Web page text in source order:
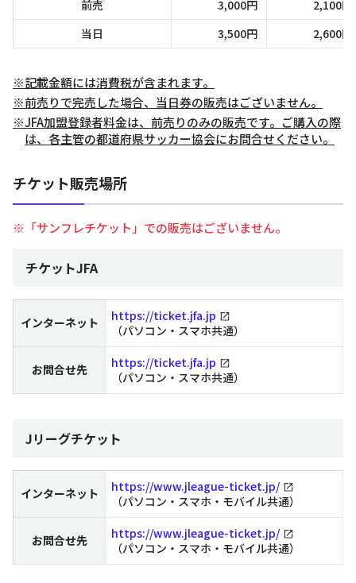
前売
3,000円
2,100円
当日
3,500円 2,600円
※記載金額には消費税が含まれます。
※前売りで完売した場合、当日券の販売はございません。
※JFA加盟登録者料金は、前売りのみの販売です。ご購入の際
は、各主管の都道府県サッカー協会にお問合せください。
チケット販売場所
※「サンフレチケット」での販売はございません。
チケットJFA
インターネット
https://ticket.jfa.jp
（パソコン・スマホ共通）
お問合せ先
https://ticket.jfa.jp
（パソコン・スマホ共通）
Jリーグチケット
インターネット
https://www.jleague-ticket.jp/
（パソコン・スマホ・モバイル共通）
お問合せ先
https://www.jleague-ticket.jp/
（パソコン・スマホ・モバイル共通）